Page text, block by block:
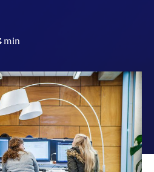
min